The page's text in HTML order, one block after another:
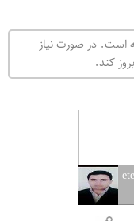
است. در صورت نیاز
کند.